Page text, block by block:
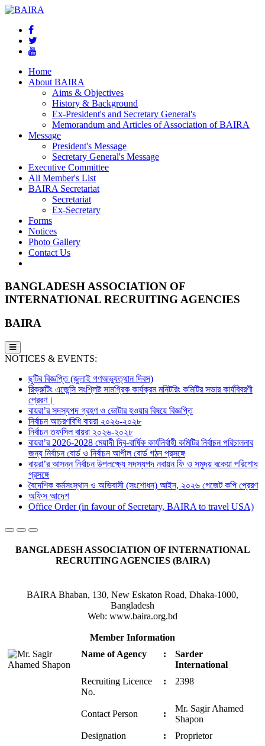
Home
About BAIRA
Aims & Objectives
History & Background
Ex-President's and Secretary General's
Memorandum and Articles of Association of BAIRA
Message
President's Message
Secretary General's Message
Executive Committee
All Member's List
BAIRA Secretariat
Secretariat
Ex-Secretary
Forms
Notices
Photo Gallery
Contact Us
BANGLADESH ASSOCIATION OF
INTERNATIONAL RECRUITING AGENCIES
BAIRA
NOTICES & EVENTS:
ছুটির বিজ্ঞপ্তি (জুলাই গণঅভ্যুত্থান দিবস)
রিক্রুটিং এজেন্সি সংশ্লিষ্ট সামগ্রিক কার্যক্রম মনিটরিং কমিটির সভার কার্যবিবরণী
প্রেরণ।
বায়রা’র সদস্যপদ গ্রহণ ও ভোটার হওয়ার বিষয়ে বিজ্ঞপ্তি
নির্বাচন আচরণবিধি বায়রা ২০২৬-২০২৮
নির্বাচন তফসিল বায়রা ২০২৬-২০২৮
বায়রা’র 2026-2028 মেয়াদী দ্বি-বার্ষিক কার্যনির্বাহী কমিটির নির্বাচন পরিচালনার
জন্য নির্বাচন বোর্ড ও নির্বাচন আপীল বোর্ড গঠন প্রসঙ্গে
বায়রা’র আসন্ন নির্বাচন উপলক্ষ্যে সদস্যপদ নবায়ন ফি ও সমুদয় বকেয়া পরিশোধ
প্রসঙ্গে
বৈদেশিক কর্মসংস্থান ও অভিবাসী (সংশোধন) আইন, ২০২৬ গেজেট কপি প্রেরণ
অফিস আদেশ
Office Order (in favour of Secretary, BAIRA to travel USA)
BANGLADESH ASSOCIATION OF INTERNATIONAL
RECRUITING AGENCIES (BAIRA)
BAIRA Bhaban, 130, New Eskaton Road, Dhaka-1000,
Bangladesh
Web: www.baira.org.bd
Member Information
Name of Agency
:
Sarder
International
Recruiting Licence
No.
: 2398
Contact Person :
Mr. Sagir Ahamed
Shapon
Designation
:
Proprietor